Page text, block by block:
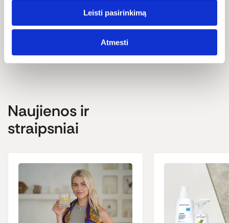
Leisti pasirinkimą
Atmesti
terpineol (citrus), decanal (citrus), allyl caproate (sweet fruit).
Naujienos ir
straipsniai